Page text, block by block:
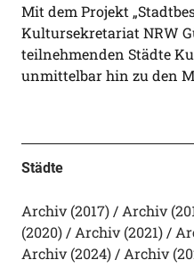
Mit dem Projekt
Kultursekretariat NRW
teilnehmenden Städte
unmittelbar hin zu den
Städte
Archiv (2017) Archiv
(2020)
Archiv (2021)
Archiv (2024)
Archiv